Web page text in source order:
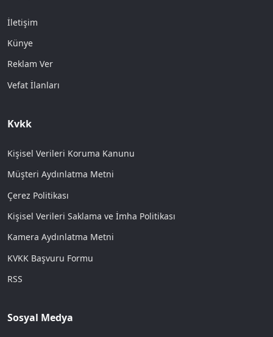
İletişim
Künye
Reklam Ver
Vefat İlanları
Kvkk
Kişisel Verileri Koruma Kanunu
Müşteri Aydınlatma Metni
Çerez Politikası
Kişisel Verileri Saklama ve İmha Politikası
Kamera Aydınlatma Metni
KVKK Başvuru Formu
RSS
Sosyal Medya